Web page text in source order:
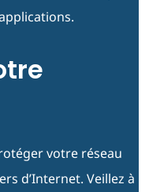
votre réseau
d’Internet. Veillez à